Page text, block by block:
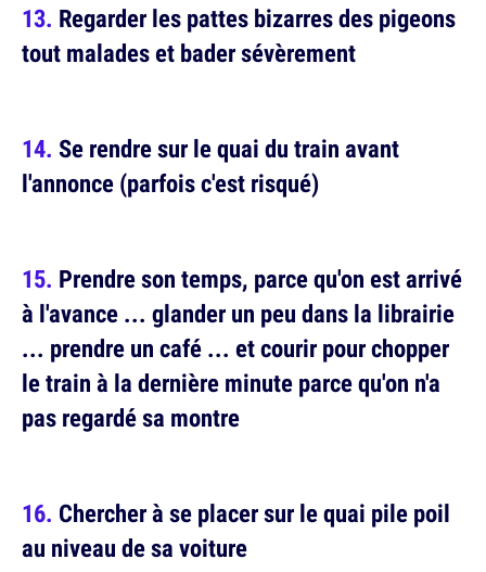
Regarder les pattes bizarres des pigeons
tout malades et bader sévèrement
Se rendre sur le quai du train avant
l'annonce (parfois c'est risqué)
Prendre son temps, parce qu'on est arrivé
à l'avance ... glander un peu dans la librairie
... prendre un café ... et courir pour chopper
le train à la dernière minute parce qu'on n'a
pas regardé sa montre
Chercher à se placer sur le quai pile poil
au niveau de sa voiture